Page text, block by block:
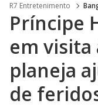
R7 Entretenimento
Príncipe
em visita
planeja
de